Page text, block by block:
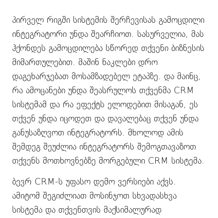
პირველ რიგში სისტემის შერჩევისას გამოცდილი
ინტეგრატორი უნდა შეარჩიოთ. სასურველია, მას
ჰქონდეს გამოცდილება სწორედ თქვენი ბიზნესის
მიმართულებით. მაშინ ნაკლები დრო
დაგეხარჯებათ მოსამზადებელ ეტაპზე. და მაინც,
რა ამოცანები უნდა შეასრულოს თქვენმა CRM
სისტემამ და რა ეფექტს ელოდებით მისაგან, ეს
თქვენ უნდა იცოდეთ და დავალებაც თქვენ უნდა
განუსაზღვოთ ინტეგრატორს. მხოლოდ ამის
შემდეგ შეუძლია ინტეგრატორს შემოგთავაზოთ
თქვენს მოთხოვნებზე მორგებული CRM სისტემა.
ბევრ CRM-ს უფასო დემო ვერსიები აქვს.
ამიტომ შეგიძლიათ მოსინჯოთ სხვადასხვა
სისტემა და თქვენთვის მაქსიმალურად